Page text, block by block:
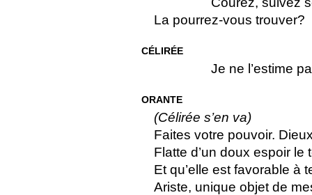
La pourrez-vous trouver?
CÉLIRÉE
Je ne l’estime
ORANTE
(Célirée s’en va)
Faites votre pouvoir.
Flatte d’un doux espoir le
Et qu’elle est favorable à
Ariste, unique objet de